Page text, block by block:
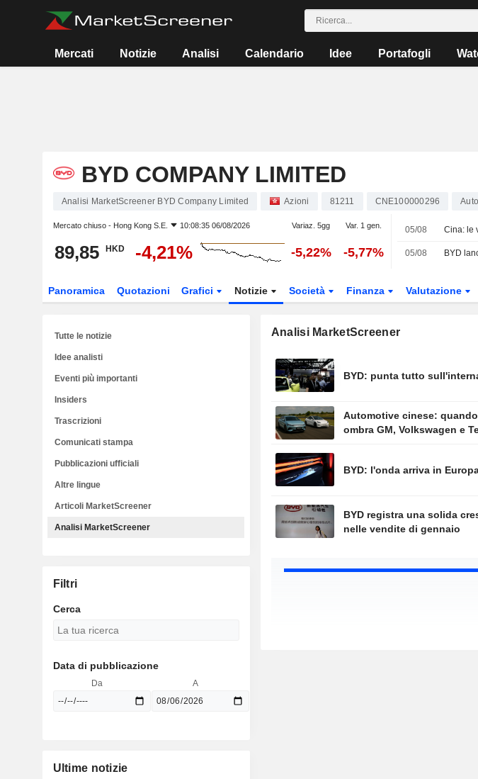
Mercati Notizie Analisi Calendario Idee Portafogli
BYD COMPANY LIMITED
Analisi MarketScreener BYD Company Limited Azioni 81211 CNE100000296 Auto
Mercato chiuso - Hong Kong S.E. 10:08:35 06/08/2026 Variaz. 5gg Var. 1 gen.
89,85 HKD -4,21% -5,22% -5,77%
05/08
05/08
Panoramica Quotazioni Grafici Notizie Società Finanza Valutazione
Analisi MarketScreener
BYD: punta tutto
Automotive cinese: quando Chery e BYD mettono in
ombra GM, Volkswagen e
BYD: l'onda arriva in
BYD registra una solida
nelle vendite di gennaio
Tutte le notizie
Idee analisti
Eventi più importanti
Insiders
Trascrizioni
Comunicati stampa
Pubblicazioni ufficiali
Altre lingue
Articoli MarketScreener
Analisi MarketScreener
Filtri
Cerca
Data di pubblicazione
Da A
Ultime notizie